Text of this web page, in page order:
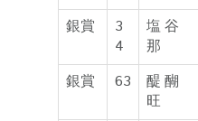
銀賞
3
4
塩谷
那
銀賞
63
醍醐
旺